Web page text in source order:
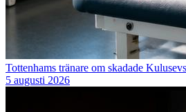
Tottenhams tränare om skadade
5 augusti 2026